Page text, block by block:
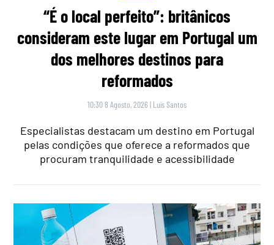
“É o local perfeito”: britânicos
consideram este lugar em Portugal um
dos melhores destinos para
reformados
10:30 8 Agosto, 2026 | Luís Santos
Especialistas destacam um destino em Portugal
pelas condições que oferece a reformados que
procuram tranquilidade e acessibilidade